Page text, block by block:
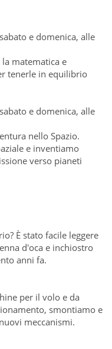
e domenica, alle
matematica e
tenerle in equilibrio
e domenica, alle
nello Spazio.
e inventiamo
verso pianeti
È stato facile leggere
d'oca e inchiostro
anni fa.
per il volo e da
smontiamo e
meccanismi.